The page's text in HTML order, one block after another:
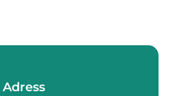
Adress